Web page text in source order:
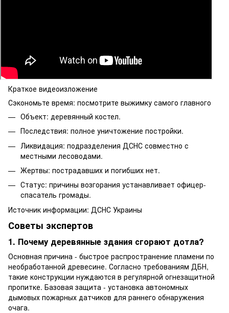
Краткое видеоизложение
Сэкономьте время: посмотрите выжимку самого главного
Объект: деревянный костел.
Последствия: полное уничтожение постройки.
Ликвидация: подразделения ДСНС совместно с
местными лесоводами.
Жертвы: пострадавших и погибших нет.
Статус: причины возгорания устанавливает офицер-
спасатель громады.
Источник информации: ДСНС Украины
Советы экспертов
1. Почему деревянные здания сгорают дотла?
Основная причина - быстрое распространение пламени по
необработанной древесине. Согласно требованиям ДБН,
такие конструкции нуждаются в регулярной огнезащитной
пропитке. Базовая защита - установка автономных
дымовых пожарных датчиков для раннего обнаружения
очага.